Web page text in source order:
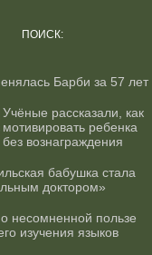
ПОИСК:
Барби за 57 лет
Учёные рассказали, как
мотивировать ребенка
без вознаграждения
бабушка стала
доктором»
несомненной пользе
изучения языков